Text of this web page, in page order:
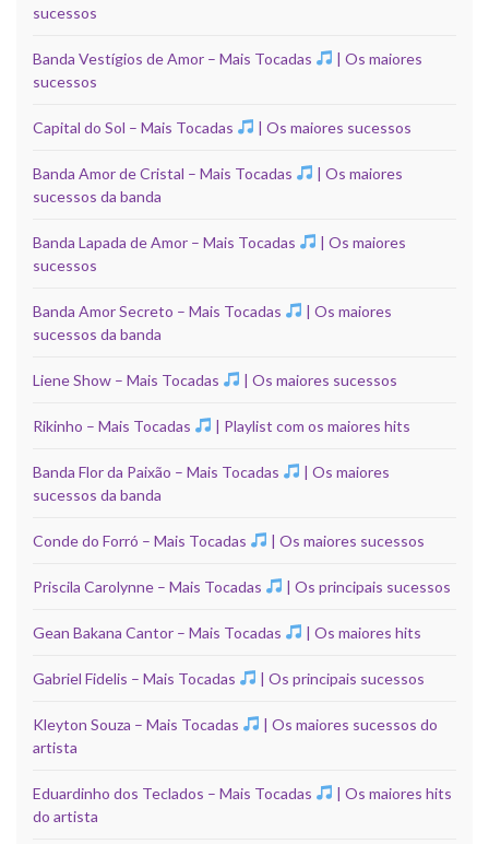
sucessos
Banda Vestígios de Amor – Mais Tocadas
| Os maiores
sucessos
Capital do Sol – Mais Tocadas | Os maiores sucessos
Banda Amor de Cristal – Mais Tocadas
| Os maiores
sucessos da banda
Banda Lapada de Amor – Mais Tocadas
| Os maiores
sucessos
Banda Amor Secreto – Mais Tocadas
| Os maiores
sucessos da banda
Liene Show – Mais Tocadas | Os maiores sucessos
Rikinho – Mais Tocadas | Playlist com os maiores hits
Banda Flor da Paixão – Mais Tocadas
| Os maiores
sucessos da banda
Conde do Forró – Mais Tocadas | Os maiores sucessos
Priscila Carolynne – Mais Tocadas | Os principais sucessos
Gean Bakana Cantor – Mais Tocadas | Os maiores hits
Gabriel Fidelis – Mais Tocadas | Os principais sucessos
Kleyton Souza – Mais Tocadas
| Os maiores sucessos do
artista
Eduardinho dos Teclados – Mais Tocadas
| Os maiores hits
do artista